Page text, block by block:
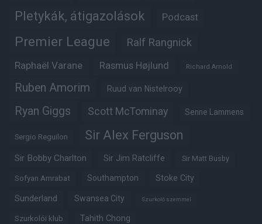
Pletykák, átigazolások Podcast
Premier League Ralf Rangnick
Raphaël Varane Rasmus Højlund Richard Arnold
Ruben Amorim Ruud van Nistelrooy
Ryan Giggs Scott McTominay Senne Lammens
Sergio Reguilon Sir Alex Ferguson
Sir Bobby Charlton Sir Jim Ratcliffe Sir Matt Busby
Sofyan Amrabat Southampton Stoke City
Sunderland Swansea City Szurkoló szemmel
Szurkolói klub Tahith Chong